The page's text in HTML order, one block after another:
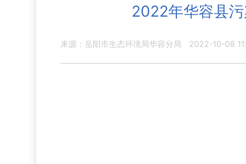
2022年华容县
来源：岳阳市生态环境局华容分局 2022-10-08